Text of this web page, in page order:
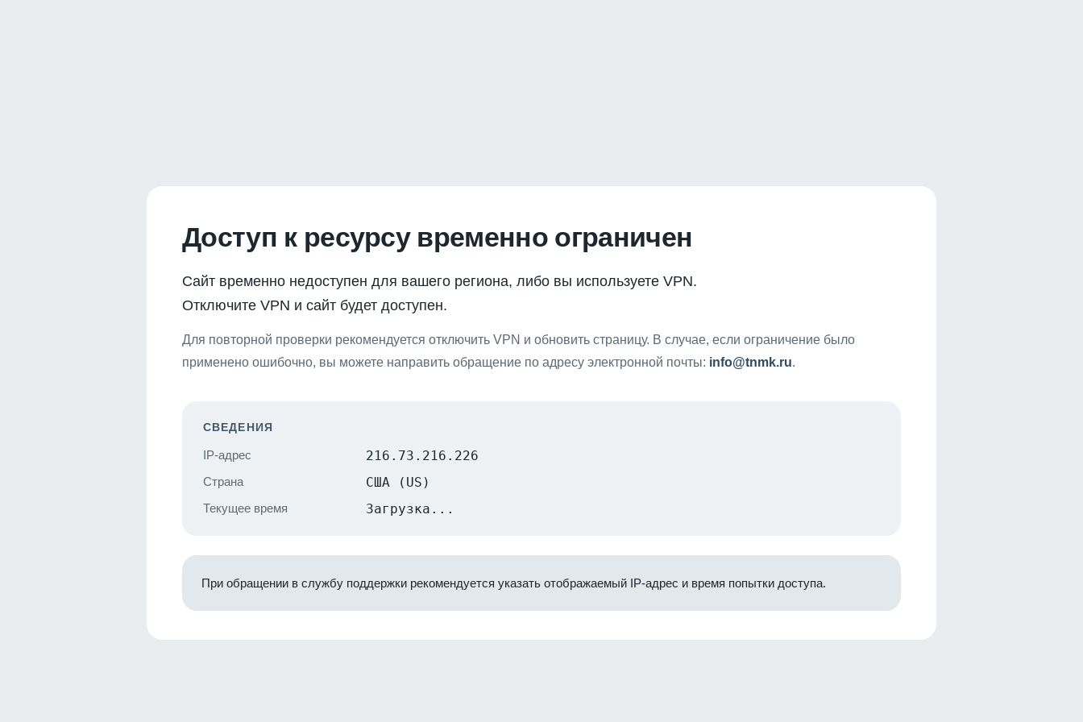
Доступ к ресурсу временно ограничен
Сайт временно недоступен для вашего региона, либо вы используете VPN.
Отключите VPN и сайт будет доступен.
Для повторной проверки рекомендуется отключить VPN и обновить страницу. В случае, если ограничение было
применено ошибочно, вы можете направить обращение по адресу электронной почты: info@tnmk.ru.
СВЕДЕНИЯ
IP-адрес 216.73.216.226
Страна США (US)
Текущее время Загрузка...
При обращении в службу поддержки рекомендуется указать отображаемый IP-адрес и время попытки доступа.